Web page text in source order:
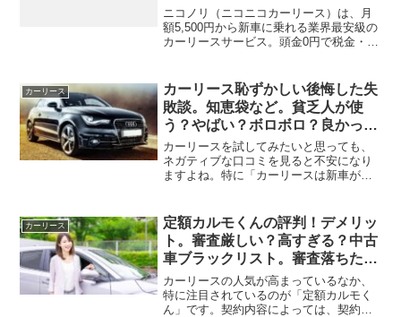
査会社
ニコノリ（ニコニコカーリース）は、月
額5,500円から新車に乗れる業界最安級の
カーリースサービス。頭金0円で税金・車
袋では「審査落ちた」「時間かかる」な
どの声...
カーリース
カーリース恥ずかしい後悔した失
敗談。知恵袋など。貧乏人が使
う？やばい？ボロボロ？良かった
体験談・2ch
カーリースを試してみたいと思っても、
ネガティブな口コミを見ると不安になり
ますよね。特に「カーリースは新車が買
懸念は、多くの方が抱えています。そこ
で本記事では、知恵袋を中...
カーリース
定額カルモくんの評判！デメリッ
ト。審査厳しい？高すぎる？中古
車ブラックリスト。審査落ちたな
ど
カーリースの人気が高まっているなか、
特に注目されているのが「定額カルモく
ん」です。契約内容によっては、契約満